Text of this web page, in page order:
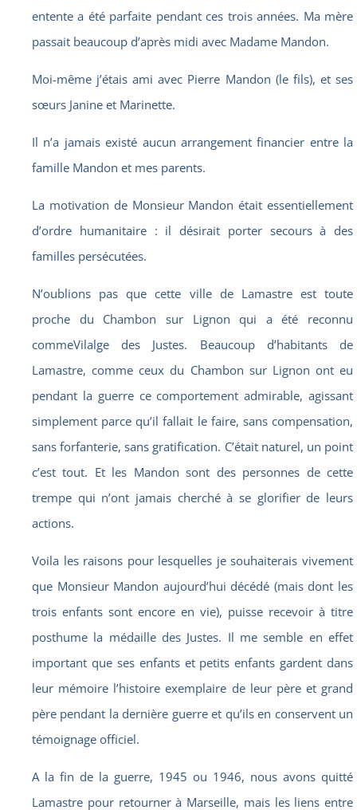
entente a été parfaite pendant ces trois années. Ma mère
passait beaucoup d’après midi avec Madame Mandon.
Moi-même j’étais ami avec Pierre Mandon (le fils), et ses
sœurs Janine et Marinette.
Il n’a jamais existé aucun arrangement financier entre la
famille Mandon et mes parents.
La motivation de Monsieur Mandon était essentiellement
d’ordre humanitaire : il désirait porter secours à des
familles persécutées.
N’oublions pas que cette ville de Lamastre est toute
proche du Chambon sur Lignon qui a été reconnu
commeVilalge des Justes. Beaucoup d’habitants de
Lamastre, comme ceux du Chambon sur Lignon ont eu
pendant la guerre ce comportement admirable, agissant
simplement parce qu’il fallait le faire, sans compensation,
sans forfanterie, sans gratification. C’était naturel, un point
c’est tout. Et les Mandon sont des personnes de cette
trempe qui n’ont jamais cherché à se glorifier de leurs
actions.
Voila les raisons pour lesquelles je souhaiterais vivement
que Monsieur Mandon aujourd’hui décédé (mais dont les
trois enfants sont encore en vie), puisse recevoir à titre
posthume la médaille des Justes. Il me semble en effet
important que ses enfants et petits enfants gardent dans
leur mémoire l’histoire exemplaire de leur père et grand
père pendant la dernière guerre et qu’ils en conservent un
témoignage officiel.
A la fin de la guerre, 1945 ou 1946, nous avons quitté
Lamastre pour retourner à Marseille, mais les liens entre